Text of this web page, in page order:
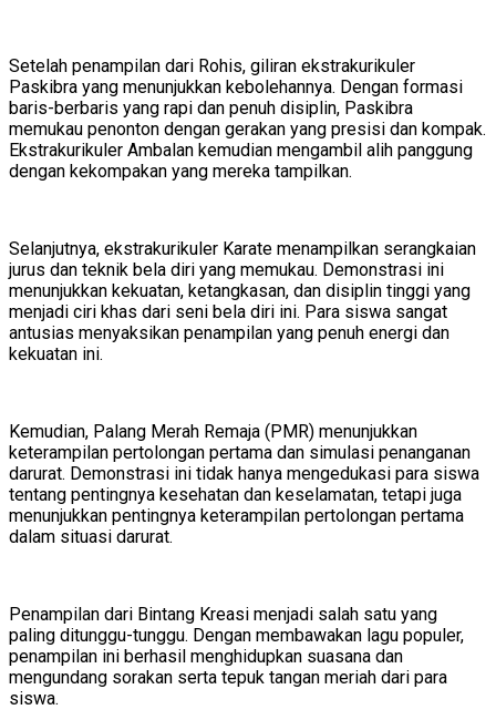
Setelah penampilan dari Rohis, giliran ekstrakurikuler
Paskibra yang menunjukkan kebolehannya. Dengan formasi
baris-berbaris yang rapi dan penuh disiplin, Paskibra
memukau penonton dengan gerakan yang presisi dan kompak.
Ekstrakurikuler Ambalan kemudian mengambil alih panggung
dengan kekompakan yang mereka tampilkan.
Selanjutnya, ekstrakurikuler Karate menampilkan serangkaian
jurus dan teknik bela diri yang memukau. Demonstrasi ini
menunjukkan kekuatan, ketangkasan, dan disiplin tinggi yang
menjadi ciri khas dari seni bela diri ini. Para siswa sangat
antusias menyaksikan penampilan yang penuh energi dan
kekuatan ini.
Kemudian, Palang Merah Remaja (PMR) menunjukkan
keterampilan pertolongan pertama dan simulasi penanganan
darurat. Demonstrasi ini tidak hanya mengedukasi para siswa
tentang pentingnya kesehatan dan keselamatan, tetapi juga
menunjukkan pentingnya keterampilan pertolongan pertama
dalam situasi darurat.
Penampilan dari Bintang Kreasi menjadi salah satu yang
paling ditunggu-tunggu. Dengan membawakan lagu populer,
penampilan ini berhasil menghidupkan suasana dan
mengundang sorakan serta tepuk tangan meriah dari para
siswa.